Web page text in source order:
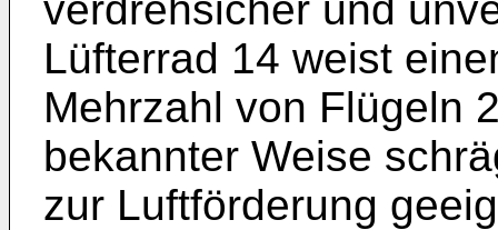
Lüfterrad 14 weist
Mehrzahl von Flügeln
bekannter Weise
zur Luftförderung